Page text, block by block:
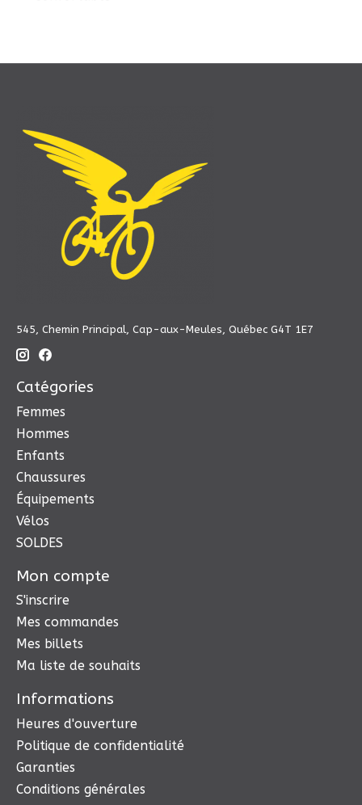
545, Chemin Principal, Cap-aux-Meules, Québec G4T 1E7
Catégories
Femmes
Hommes
Enfants
Chaussures
Équipements
Vélos
SOLDES
Mon compte
S'inscrire
Mes commandes
Mes billets
Ma liste de souhaits
Informations
Heures d'ouverture
Politique de confidentialité
Garanties
Conditions générales